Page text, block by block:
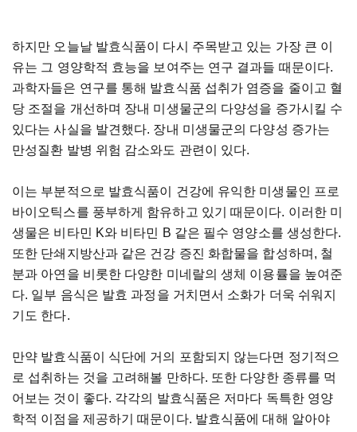
하지만 오늘날 발효식품이 다시 주목받고 있는 가장 큰 이
유는 그 영양학적 효능을 보여주는 연구 결과들 때문이다.
과학자들은 연구를 통해 발효식품 섭취가 염증을 줄이고 혈
당 조절을 개선하며 장내 미생물군의 다양성을 증가시킬 수
있다는 사실을 발견했다. 장내 미생물군의 다양성 증가는
만성질환 발병 위험 감소와도 관련이 있다.
이는 부분적으로 발효식품이 건강에 유익한 미생물인 프로
바이오틱스를 풍부하게 함유하고 있기 때문이다. 이러한 미
생물은 비타민 K와 비타민 B 같은 필수 영양소를 생성한다.
또한 단쇄지방산과 같은 건강 증진 화합물을 합성하며, 철
분과 아연을 비롯한 다양한 미네랄의 생체 이용률을 높여준
다. 일부 음식은 발효 과정을 거치면서 소화가 더욱 쉬워지
기도 한다.
만약 발효식품이 식단에 거의 포함되지 않는다면 정기적으
로 섭취하는 것을 고려해볼 만하다. 또한 다양한 종류를 먹
어보는 것이 좋다. 각각의 발효식품은 저마다 독특한 영양
학적 이점을 제공하기 때문이다. 발효식품에 대해 알아야